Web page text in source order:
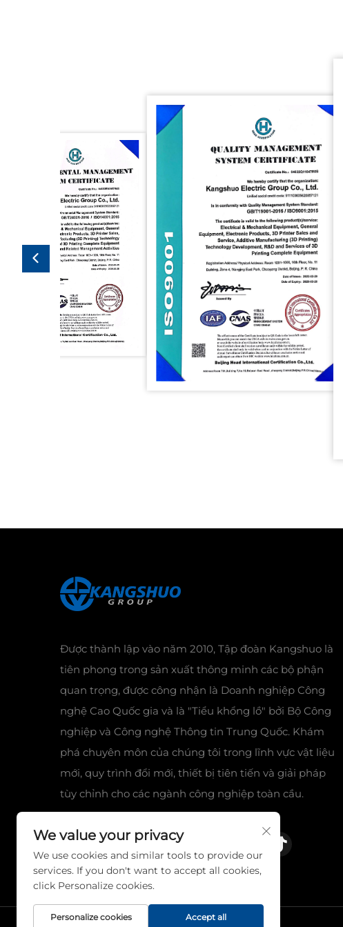
Được thành lập vào năm 2010, Tập đoàn Kangshuo là
tiên phong trong sản xuất thông minh các bộ phận
quan trọng, được công nhận là Doanh nghiệp Công
nghệ Cao Quốc gia và là "Tiểu khổng lồ" bởi Bộ Công
nghiệp và Công nghệ Thông tin Trung Quốc. Khám
phá chuyên môn của chúng tôi trong lĩnh vực vật liệu
mới, quy trình đổi mới, thiết bị tiên tiến và giải pháp
tùy chỉnh cho các ngành công nghiệp toàn cầu.
We value your privacy
We use cookies and similar tools to provide our
services. If you don't want to accept all cookies,
click Personalize cookies.
Personalize cookies Accept all